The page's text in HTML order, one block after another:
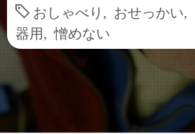
おしゃべり
おせっかい
器用 ,憎めない